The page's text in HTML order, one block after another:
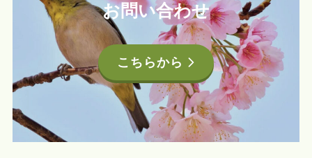
お問い合わせ
こちらから